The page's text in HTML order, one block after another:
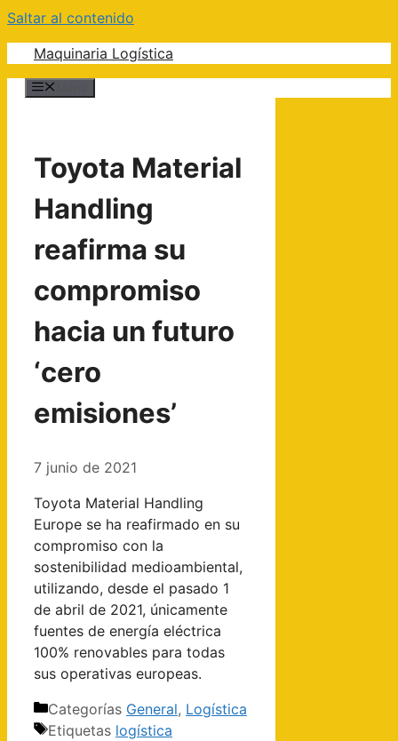
Saltar al contenido
Maquinaria Logística
Toyota Material
Handling
reafirma su
compromiso
hacia un futuro
‘cero
emisiones’
7 junio de 2021
Toyota Material Handling
Europe se ha reafirmado en su
compromiso con la
sostenibilidad medioambiental,
utilizando, desde el pasado 1
de abril de 2021, únicamente
fuentes de energía eléctrica
100% renovables para todas
sus operativas europeas.
Categorías General, Logística
Etiquetas logística